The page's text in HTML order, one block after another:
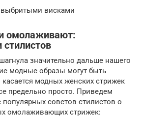
висками
омолаживают:
значительно дальше нашего
модные образы могут быть
модных женских стрижек
предельно просто. Приведем
советов стилистов о
омолаживающих стрижек: